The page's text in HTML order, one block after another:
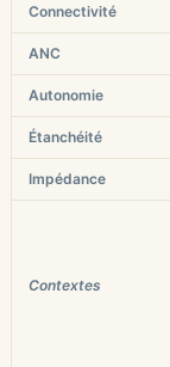
Connectivité
ANC
Autonomie
Étanchéité
Impédance
Contextes